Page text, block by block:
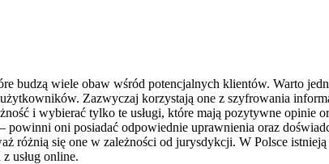
budzą wiele obaw wśród potencjalnych klientów. Warto
Zazwyczaj korzystają one z szyfrowania
i wybierać tylko te usługi, które mają pozytywne opinie
oni posiadać odpowiednie uprawnienia oraz
różnią się one w zależności od jurysdykcji. W Polsce
usług online.